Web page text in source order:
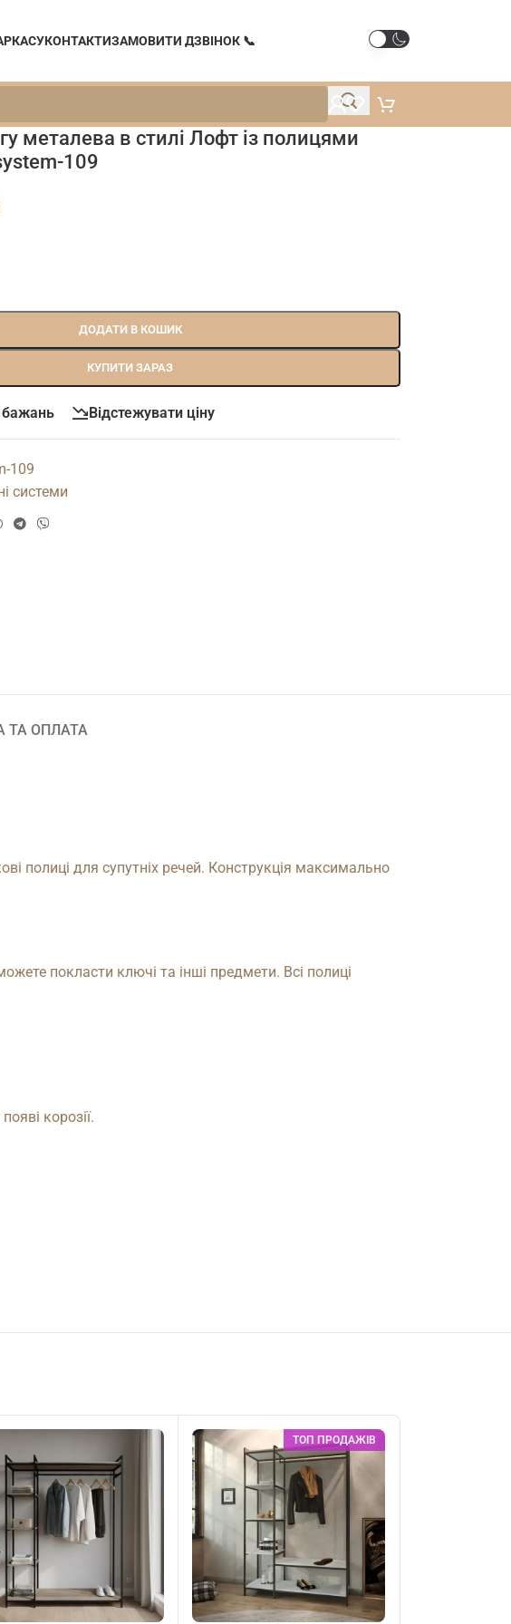
КОНТАКТИЗАМОВИТИ ДЗВІНОК 📞
металева в стилі Лофт із полицями
109
ДОДАТИ В КОШИК
КУПИТИ ЗАРАЗ
бажань Відстежувати ціну
109
системи
ТА ОПЛАТА
полиці для супутніх речей. Конструкція максимально
покласти ключі та інші предмети. Всі полиці
корозії.
ТОП ПРОДАЖІВ